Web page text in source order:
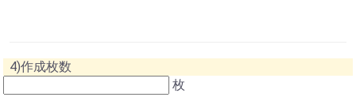
4)作成枚数
枚